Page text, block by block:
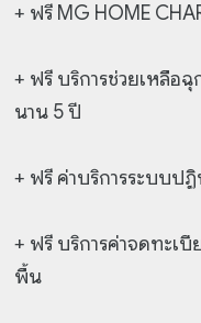
+ ฟรี MG HOME
+ ฟรี บริการช่วยเหลือ
นาน 5 ปี
+ ฟรี ค่าบริการระบบป
+ ฟรี บริการค่าจดทะเ
พื้น